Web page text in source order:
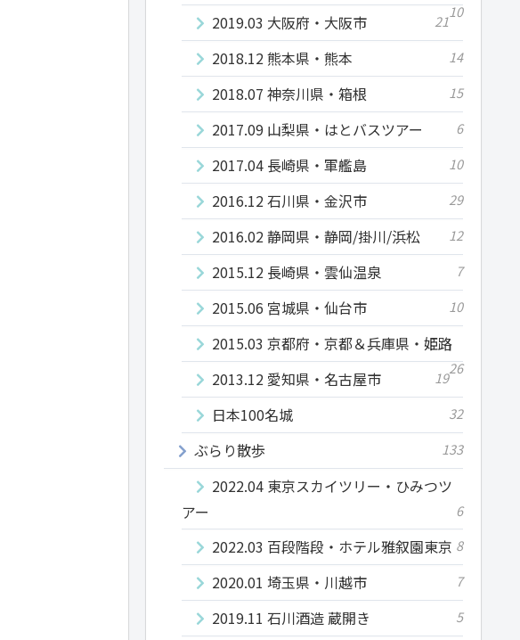
10
2019.03 大阪府・大阪市 21
2018.12 熊本県・熊本 14
2018.07 神奈川県・箱根 15
2017.09 山梨県・はとバスツアー 6
2017.04 長崎県・軍艦島 10
2016.12 石川県・金沢市 29
2016.02 静岡県・静岡/掛川/浜松 12
2015.12 長崎県・雲仙温泉 7
2015.06 宮城県・仙台市 10
2015.03 京都府・京都＆兵庫県・姫路
26
2013.12 愛知県・名古屋市 19
日本100名城 32
ぶらり散歩 133
2022.04 東京スカイツリー・ひみつツ
アー
6
2022.03 百段階段・ホテル雅叙園東京 8
2020.01 埼玉県・川越市 7
2019.11 石川酒造 蔵開き 5